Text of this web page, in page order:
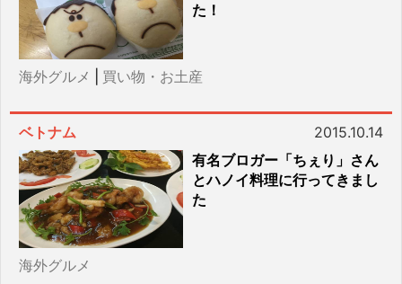
た！
海外グルメ 買い物・お土産
ベトナム
2015.10.14
有名ブロガー「ちぇり」さん
とハノイ料理に行ってきまし
た
海外グルメ